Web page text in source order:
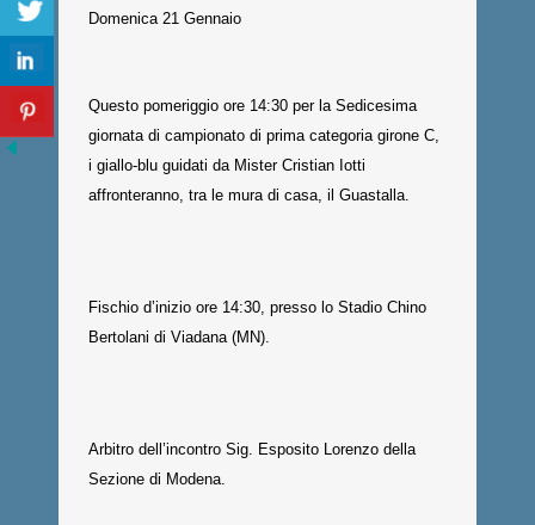
Domenica 21 Gennaio
Questo pomeriggio ore 14:30 per la Sedicesima
giornata di campionato di prima categoria girone C,
i giallo-blu guidati da Mister Cristian Iotti
affronteranno, tra le mura di casa, il Guastalla.
Fischio d’inizio ore 14:30, presso lo Stadio Chino
Bertolani di Viadana (MN).
Arbitro dell’incontro Sig. Esposito Lorenzo della
Sezione di Modena.